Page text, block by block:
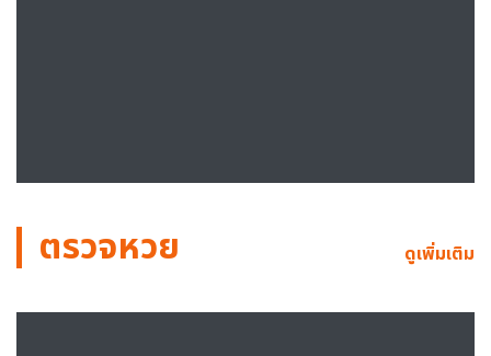
ตรวจหวย ดูเพิ่มเติม